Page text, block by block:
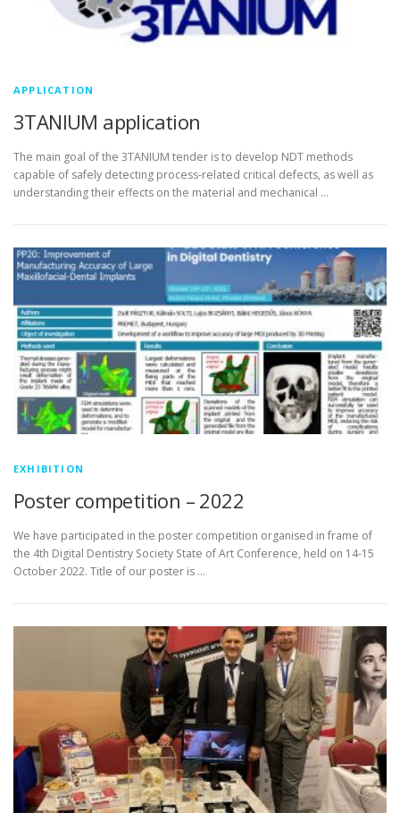
APPLICATION
3TANIUM application
The main goal of the 3TANIUM tender is to develop NDT methods
capable of safely detecting process-related critical defects, as well as
understanding their effects on the material and mechanical …
EXHIBITION
Poster competition – 2022
We have participated in the poster competition organised in frame of
the 4th Digital Dentistry Society State of Art Conference, held on 14-15
October 2022. Title of our poster is …